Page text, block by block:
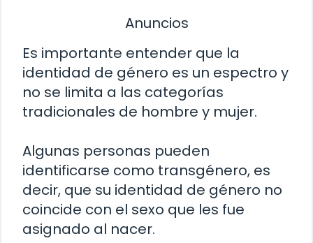
Anuncios
Es importante entender que la
identidad de género es un espectro y
no se limita a las categorías
tradicionales de hombre y mujer.
Algunas personas pueden
identificarse como transgénero, es
decir, que su identidad de género no
coincide con el sexo que les fue
asignado al nacer.